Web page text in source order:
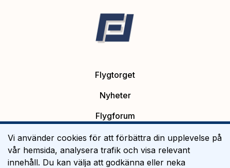
Flygtorget
Nyheter
Flygforum
Platsannonser
Flygutbildning
Vi använder cookies för att förbättra din upplevelse på
vår hemsida, analysera trafik och visa relevant
innehåll. Du kan välja att godkänna eller neka